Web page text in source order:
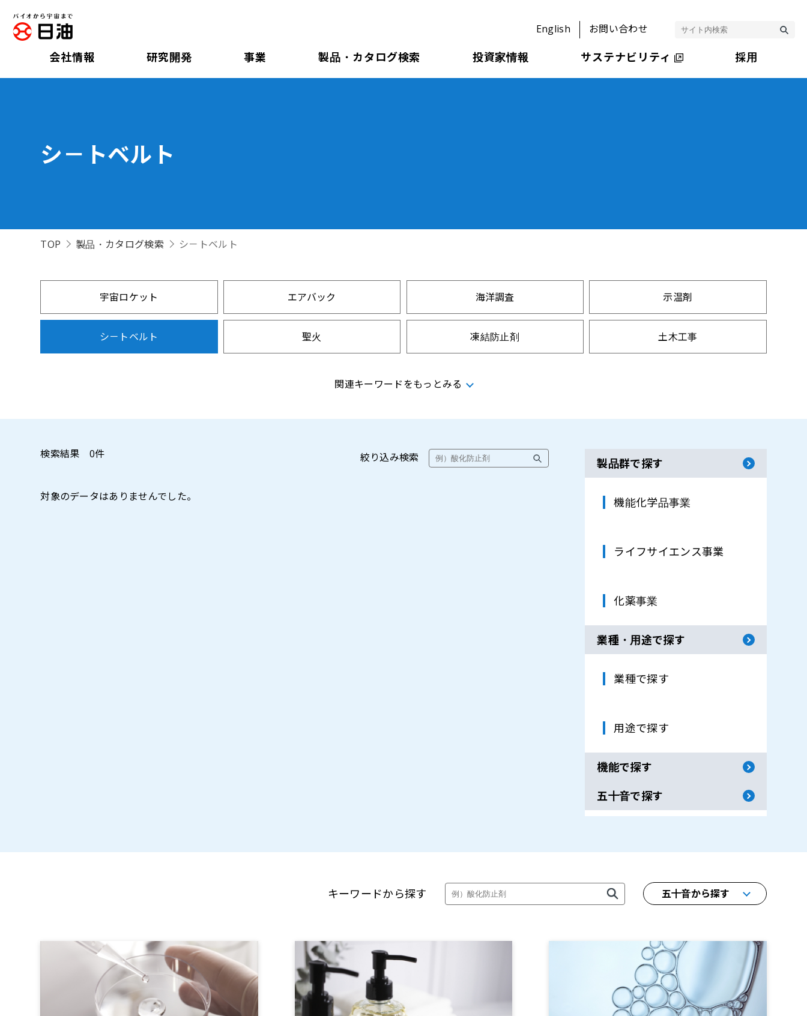
English お問い合わせ
会社情報 研究開発 事業 製品・カタログ検索 投資家情報 サステナビリティ 採用
シ－トベルト
TOP 製品・カタログ検索 シ－トベルト
宇宙ロケット エアバック 海洋調査 示温剤
シ－トベルト 聖火 凍結防止剤 土木工事
補修材 滅菌 溶接
関連キーワードをもっとみる
検索結果 0件 絞り込み検索
対象のデータはありませんでした。
製品群で探す
機能化学品事業
ライフサイエンス事業
化薬事業
業種・用途で探す
業種で探す
用途で探す
機能で探す
五十音で探す
キーワードから探す 五十音から探す